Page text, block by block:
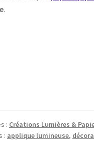
.
: Créations Lumières &
: applique lumineuse,